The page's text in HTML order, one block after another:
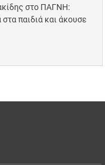
στο ΠΑΓΝΗ:
παιδιά και άκουσε